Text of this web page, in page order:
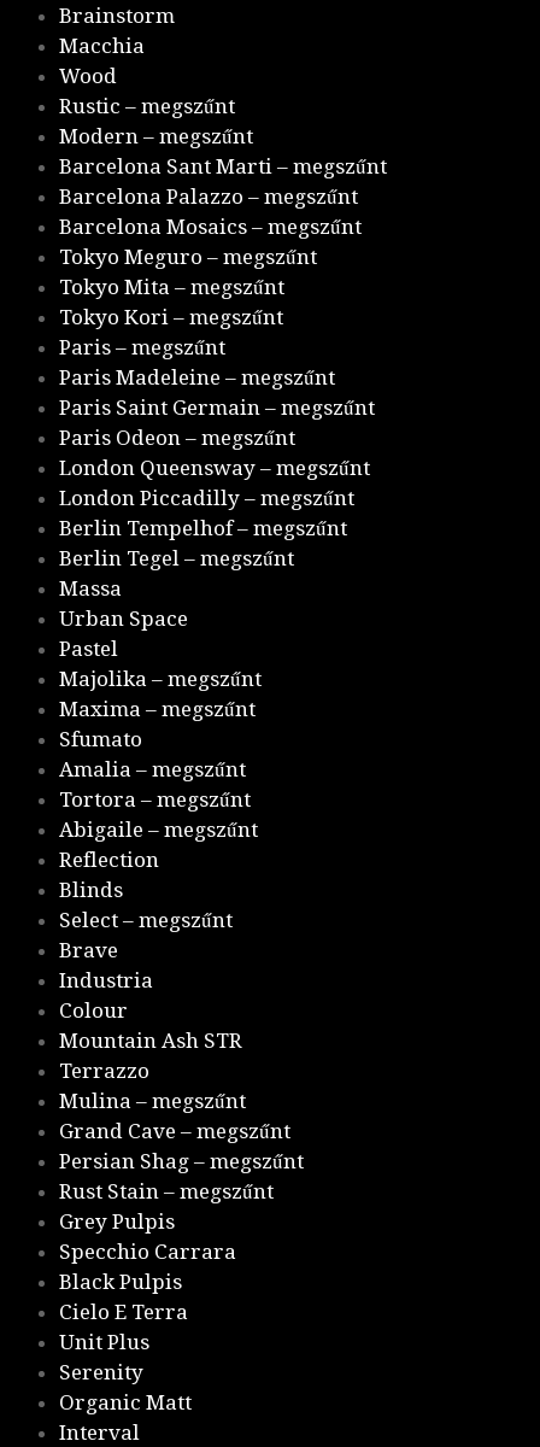
Brainstorm
Macchia
Wood
Rustic – megszűnt
Modern – megszűnt
Barcelona Sant Marti – megszűnt
Barcelona Palazzo – megszűnt
Barcelona Mosaics – megszűnt
Tokyo Meguro – megszűnt
Tokyo Mita – megszűnt
Tokyo Kori – megszűnt
Paris – megszűnt
Paris Madeleine – megszűnt
Paris Saint Germain – megszűnt
Paris Odeon – megszűnt
London Queensway – megszűnt
London Piccadilly – megszűnt
Berlin Tempelhof – megszűnt
Berlin Tegel – megszűnt
Massa
Urban Space
Pastel
Majolika – megszűnt
Maxima – megszűnt
Sfumato
Amalia – megszűnt
Tortora – megszűnt
Abigaile – megszűnt
Reflection
Blinds
Select – megszűnt
Brave
Industria
Colour
Mountain Ash STR
Terrazzo
Mulina – megszűnt
Grand Cave – megszűnt
Persian Shag – megszűnt
Rust Stain – megszűnt
Grey Pulpis
Specchio Carrara
Black Pulpis
Cielo E Terra
Unit Plus
Serenity
Organic Matt
Interval